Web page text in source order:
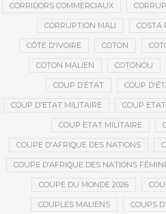
CORRIDORS COMMERCIAUX
CORRUPTION MALI COSTA
CÔTE D'IVOIRE COTON
COTON MALIEN COTONOU
COUP D’ÉTAT COUP
COUP D'ETAT MILITAIRE COUP
COUP ETAT MILITAIRE
COUPE D'AFRIQUE DES NATIONS
COUPE D’AFRIQUE DES NATIONS
COUPE DU MONDE 2026
COUPLES MALIENS COUPS